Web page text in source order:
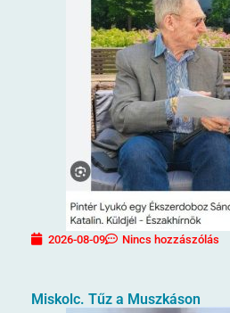
2026-08-09 Nincs hozzászólás
Miskolc. Tűz a Muszkáson